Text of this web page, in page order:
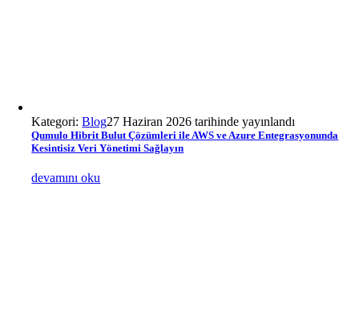
Kategori:Blog27 Haziran 2026 tarihinde yayınlandı
Qumulo Hibrit Bulut Çözümleri ile AWS ve Azure Entegrasyonunda
Kesintisiz Veri Yönetimi Sağlayın
devamını oku